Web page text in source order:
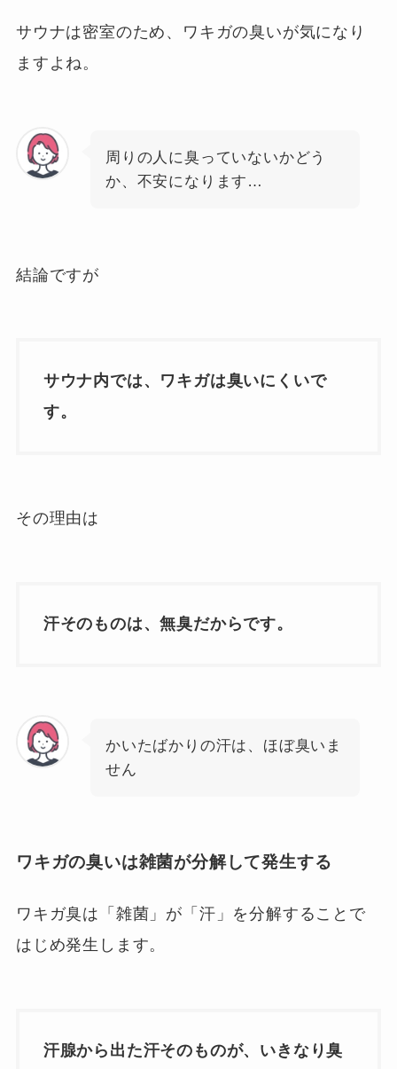
サウナは密室のため、ワキガの臭いが気になり
ますよね。
周りの人に臭っていないかどう
か、不安になります…
結論ですが
サウナ内では、ワキガは臭いにくいで
す。
その理由は
汗そのものは、無臭だからです。
かいたばかりの汗は、ほぼ臭いま
せん
ワキガの臭いは雑菌が分解して発生する
ワキガ臭は「雑菌」が「汗」を分解することで
はじめ発生します。
汗腺から出た汗そのものが、いきなり臭